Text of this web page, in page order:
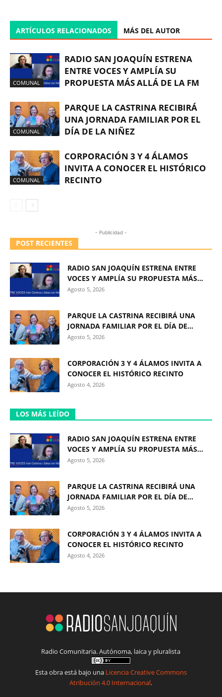
ARTÍCULOS RELACIONADOS MÁS DEL AUTOR
COMUNAL
RADIO SAN JOAQUÍN ESTRENA
ENTRE VOCES Y AMPLÍA SU
PROPUESTA MÁS ALLÁ DE LA FM
COMUNAL
PARQUE LA CASTRINA RECIBIRÁ
UNA JORNADA FAMILIAR POR EL
DÍA DE LA NIÑEZ
COMUNAL
CORPORACIÓN 3 Y 4 ÁLAMOS
INVITA A CONOCER EL HISTÓRICO
RECINTO
- Publicidad -
POST RECIENTES
RADIO SAN JOAQUÍN ESTRENA ENTRE
VOCES Y AMPLÍA SU PROPUESTA MÁS...
Agosto 5, 2026
PARQUE LA CASTRINA RECIBIRÁ UNA
JORNADA FAMILIAR POR EL DÍA DE...
Agosto 5, 2026
CORPORACIÓN 3 Y 4 ÁLAMOS INVITA A
CONOCER EL HISTÓRICO RECINTO
Agosto 4, 2026
LOS MÁS LEÍDO
RADIO SAN JOAQUÍN ESTRENA ENTRE
VOCES Y AMPLÍA SU PROPUESTA MÁS...
Agosto 5, 2026
PARQUE LA CASTRINA RECIBIRÁ UNA
JORNADA FAMILIAR POR EL DÍA DE...
Agosto 5, 2026
CORPORACIÓN 3 Y 4 ÁLAMOS INVITA A
CONOCER EL HISTÓRICO RECINTO
Agosto 4, 2026
Radio Comunitaria. Autónoma, laica y pluralista
Esta obra está bajo una Licencia Creative Commons
Atribución 4.0 Internacional.